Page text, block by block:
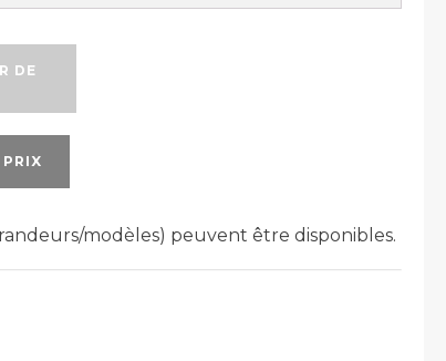
DE
PRIX
modèles) peuvent être disponibles.